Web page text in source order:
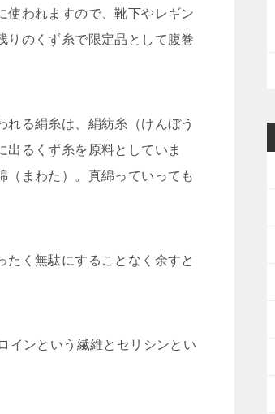
使われますので、靴下やレギン
りのくず糸で限定品として腹巻
る絹糸は、絹紡糸（けんぼう
出るくず糸を原料としていま
（まわた）。真綿っていっても
く無駄にすることなく余すと
インという繊維とセリシンとい